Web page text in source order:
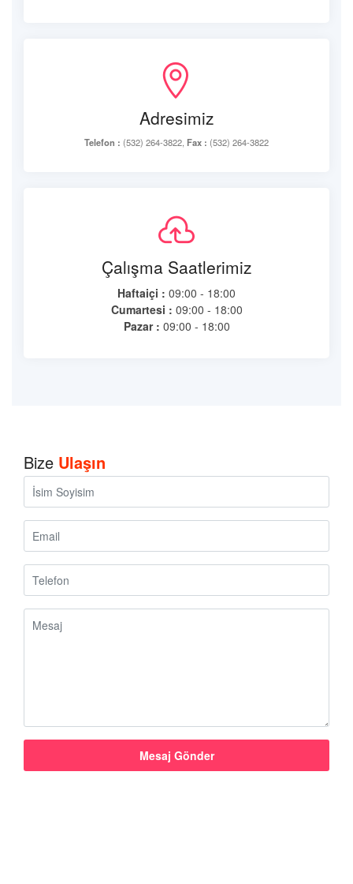
Adresimiz
Telefon : (532) 264-3822, Fax : (532) 264-3822
Çalışma Saatlerimiz
Haftaiçi : 09:00 - 18:00
Cumartesi : 09:00 - 18:00
Pazar : 09:00 - 18:00
Bize Ulaşın